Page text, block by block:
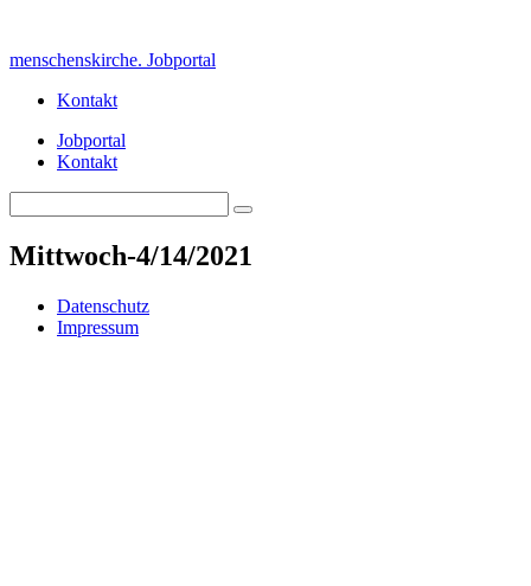
content
menschenskirche. Jobportal
Kontakt
Jobportal
Kontakt
for:
Search
Mittwoch-4/14/2021
Datenschutz
Impressum